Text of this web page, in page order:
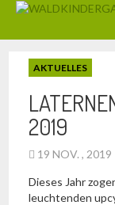
AKTUELLES
2019
19 NOV. , 2019
Dieses Jahr
leuchtenden